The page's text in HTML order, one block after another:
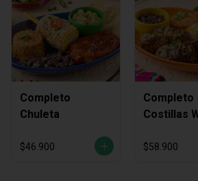
Completo
Chuleta
$46.900
Completo
Costillas
$58.900